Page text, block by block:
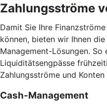
Zahlungsströme
Damit Sie Ihre
können, bieten wir Ihnen
Management-Lösungen. So
Liquiditätsengpässe
Zahlungsströme und
Cash-Management